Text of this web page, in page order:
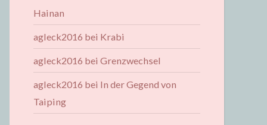
Hainan
agleck2016 bei Krabi
agleck2016 bei Grenzwechsel
agleck2016 bei In der Gegend von
Taiping